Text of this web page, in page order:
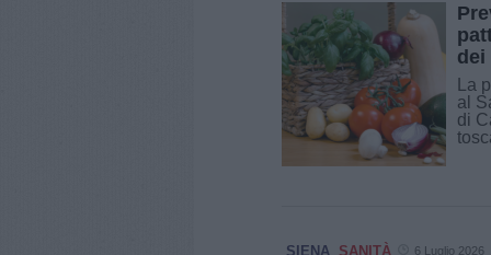
dei
La
al
di
SIENA SANITÀ 6 Luglio 2026